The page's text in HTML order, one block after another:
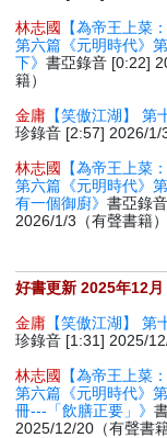
林志國
【為帝王上菜
第六篇《元明時代》
下》書亞錄音 [0:22]
籍）
金庸 【笑傲江湖】 第
珍錄音 [2:57] 2026/1/
林志國
【為帝王上菜
第六篇《元明時代》
有一個御廚》書亞錄
2026/1/3（有聲書籍）
好書更新 2025年12月
金庸 【笑傲江湖】 第
珍錄音 [1:31] 2025/
林志國
【為帝王上菜
第六篇《元明時代》
冊---「飲膳正要」》
2025/12/20（有聲書籍